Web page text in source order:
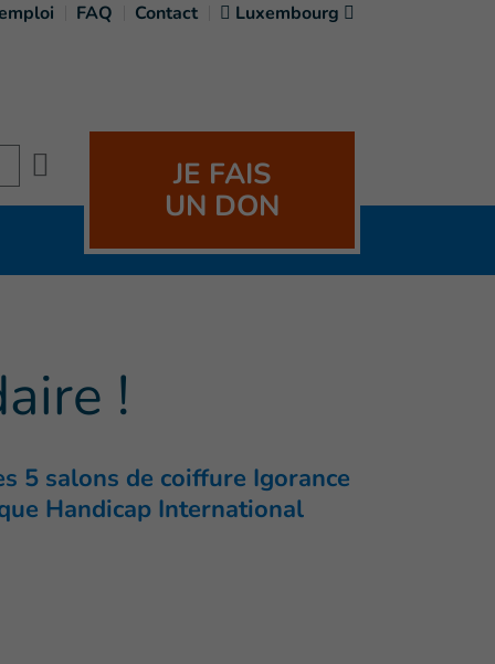
FAQ Contact Luxembourg
JE FAIS
UN DON
!
5 salons de coiffure Igorance
Handicap International